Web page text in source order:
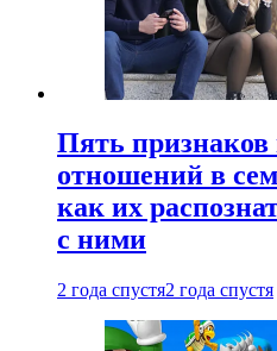
Пять признаков
отношений в
как их
с ними
2 года спустя2 года спустя